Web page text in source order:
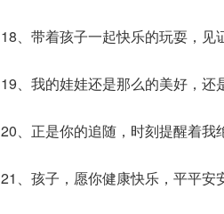
18、带着孩子一起快乐的玩耍，见
19、我的娃娃还是那么的美好，还
20、正是你的追随，时刻提醒着我
21、孩子，愿你健康快乐，平平